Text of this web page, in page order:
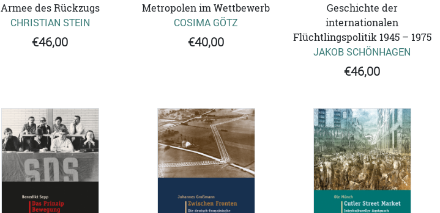
Armee des Rückzugs
CHRISTIAN STEIN
€46,00
Metropolen im Wettbewerb
COSIMA GÖTZ
€40,00
Geschichte der
internationalen
Flüchtlingspolitik 1945 – 1975
JAKOB SCHÖNHAGEN
€46,00